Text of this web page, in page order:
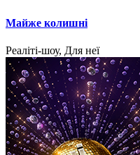
Майже колишні
Реаліті-шоу, Для неї